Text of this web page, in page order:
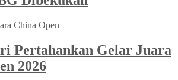
Pertahankan Gelar Juara
2026